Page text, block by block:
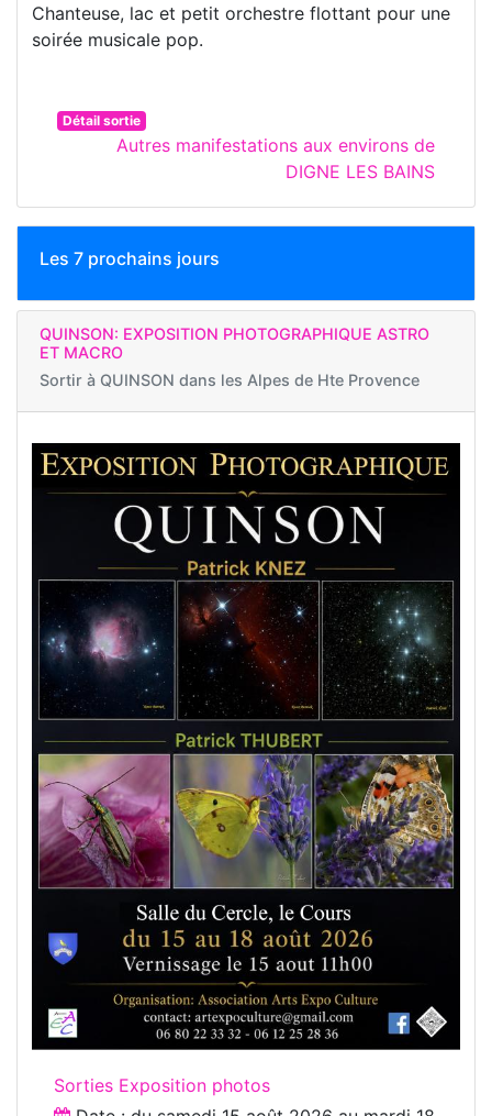
Chanteuse, lac et petit orchestre flottant pour une
soirée musicale pop.
Détail sortie
Autres manifestations aux environs de
DIGNE LES BAINS
Les 7 prochains jours
QUINSON: EXPOSITION PHOTOGRAPHIQUE ASTRO
ET MACRO
Sortir à QUINSON dans les Alpes de Hte Provence
Sorties Exposition photos